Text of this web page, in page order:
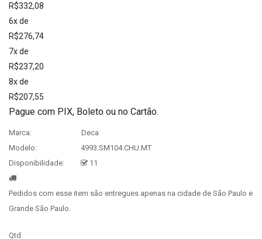
R$332,08
6x de
R$276,74
7x de
R$237,20
8x de
R$207,55
Pague com PIX, Boleto ou no Cartão.
Marca:
Deca
Modelo:
4993.SM104.CHU.MT
Disponibilidade:
11
Pedidos com esse item são entregues apenas na cidade de São Paulo e
Grande São Paulo.
Qtd